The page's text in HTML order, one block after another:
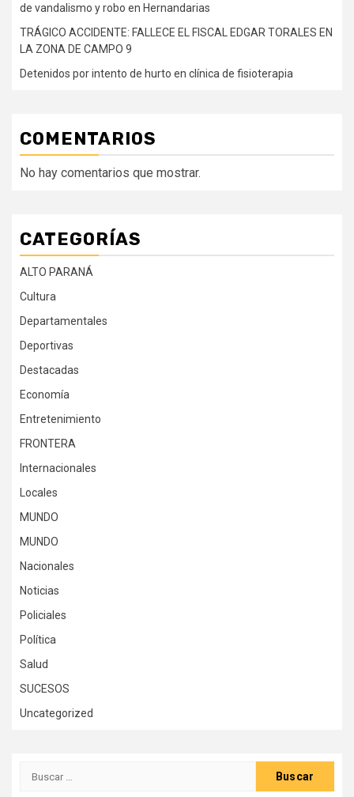
de vandalismo y robo en Hernandarias
TRÁGICO ACCIDENTE: FALLECE EL FISCAL EDGAR TORALES EN
LA ZONA DE CAMPO 9
Detenidos por intento de hurto en clínica de fisioterapia
COMENTARIOS
No hay comentarios que mostrar.
CATEGORÍAS
ALTO PARANÁ
Cultura
Departamentales
Deportivas
Destacadas
Economía
Entretenimiento
FRONTERA
Internacionales
Locales
MUNDO
MUNDO
Nacionales
Noticias
Policiales
Política
Salud
SUCESOS
Uncategorized
Buscar: